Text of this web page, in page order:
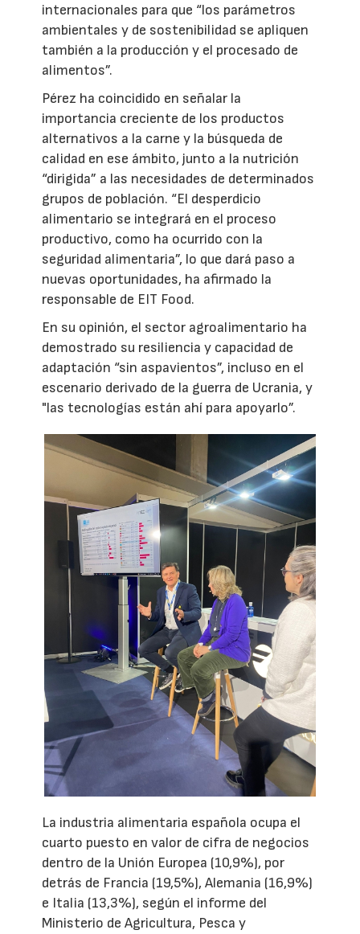
internacionales para que “los parámetros
ambientales y de sostenibilidad se apliquen
también a la producción y el procesado de
alimentos”.
Pérez ha coincidido en señalar la
importancia creciente de los productos
alternativos a la carne y la búsqueda de
calidad en ese ámbito, junto a la nutrición
“dirigida” a las necesidades de determinados
grupos de población. “El desperdicio
alimentario se integrará en el proceso
productivo, como ha ocurrido con la
seguridad alimentaria”, lo que dará paso a
nuevas oportunidades, ha afirmado la
responsable de EIT Food.
En su opinión, el sector agroalimentario ha
demostrado su resiliencia y capacidad de
adaptación “sin aspavientos”, incluso en el
escenario derivado de la guerra de Ucrania, y
"las tecnologías están ahí para apoyarlo”.
La industria alimentaria española ocupa el
cuarto puesto en valor de cifra de negocios
dentro de la Unión Europea (10,9%), por
detrás de Francia (19,5%), Alemania (16,9%)
e Italia (13,3%), según el informe del
Ministerio de Agricultura, Pesca y